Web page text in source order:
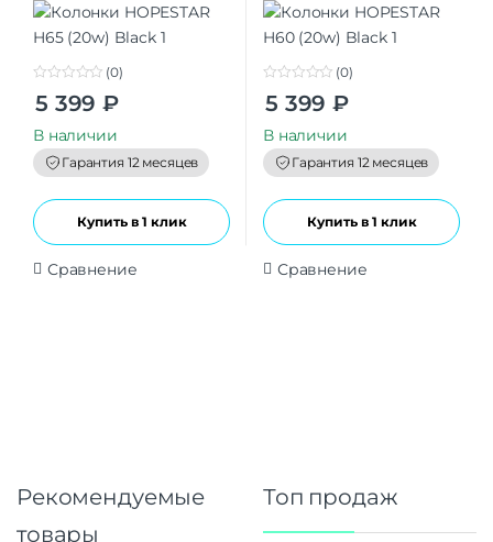
o
t
o
f
5
(0)
5 399 ₽
В наличии
Гарантия 12 месяцев
Купить в 1 клик
Сравнение
o
t
o
f
5
(0)
5 399 ₽
В наличии
Гарантия 12 месяцев
Купить в 1 клик
Сравнение
Рекомендуемые
товары
Топ продаж